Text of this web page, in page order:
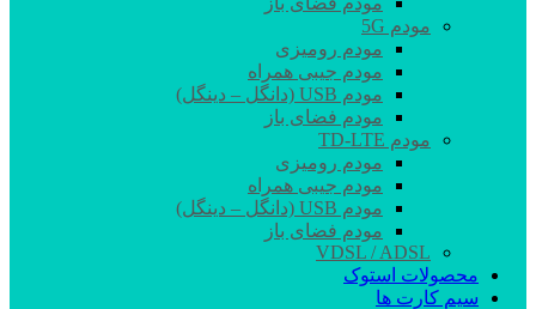
مودم 5G
مودم رومیزی
مودم جیبی همراه
مودم USB (دانگل – دینگل)
مودم فضای باز
مودم TD-LTE
مودم رومیزی
مودم جیبی همراه
مودم USB (دانگل – دینگل)
مودم فضای باز
VDSL / ADSL
محصولات استوک
سیم کارت ها